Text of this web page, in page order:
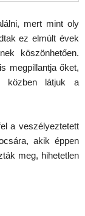
mert mint oly
ez elmúlt évek
köszönhetően.
megpillantja őket,
közben látjuk a
a veszélyeztetett
akik éppen
meg, hihetetlen